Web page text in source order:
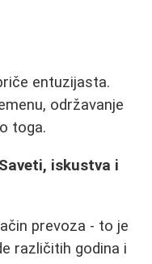
entuzijasta.
održavanje
toga.
iskustva i
prevoza - to je
različitih godina i